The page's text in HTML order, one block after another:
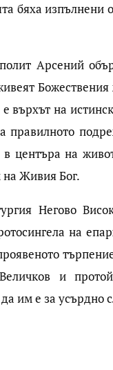
бяха изпълнени
Арсений
върхът на
правилното
центъра на
на Живия Бог.
Негово
на
и
им е за усърдно